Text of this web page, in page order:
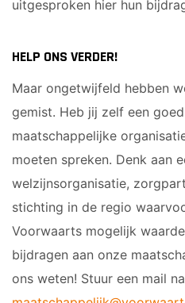
uitgesproken hier hun
HELP ONS VERDER!
Maar ongetwijfeld hebben
gemist. Heb jij zelf een
maatschappelijke
moeten spreken. Denk aan
welzijnsorganisatie,
stichting in de regio
Voorwaarts mogelijk
bijdragen aan onze
ons weten! Stuur een mail